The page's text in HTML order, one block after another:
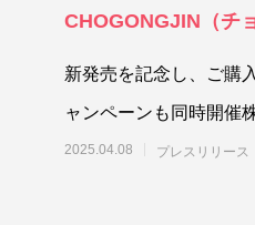
CHOGONGJIN（チ
新発売を記念し、ご購
ャンペーンも同時開催
（本社:東京都港区）は
2025.04.08 プレスリリース